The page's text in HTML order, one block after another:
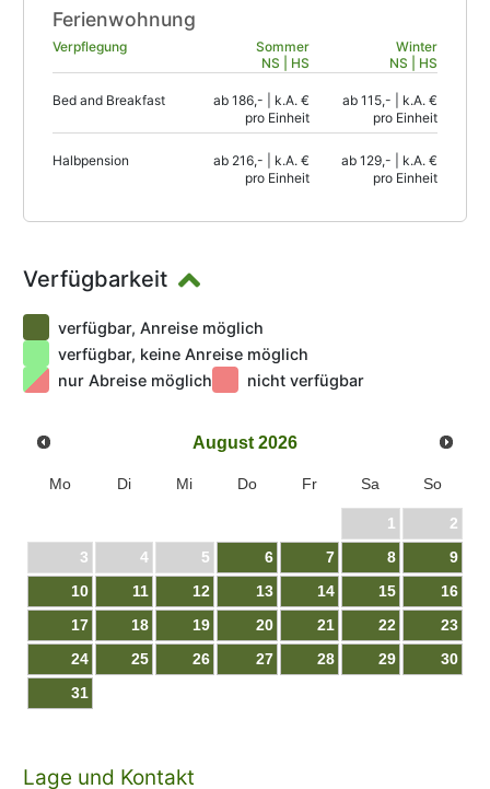
Ferienwohnung
Verpflegung
Sommer
NS | HS
Winter
NS | HS
Bed and Breakfast
ab 186,- | k.A. €
pro Einheit
ab 115,- | k.A. €
pro Einheit
Halbpension
ab 216,- | k.A. €
pro Einheit
ab 129,- | k.A. €
pro Einheit
Verfügbarkeit
verfügbar, Anreise möglich
verfügbar, keine Anreise möglich
nur Abreise möglich
nicht verfügbar
August 2026
Mo Di Mi Do Fr Sa So
1
2
3
4 5 6 7 8
9
10
11 12 13 14 15
16
17
18 19 20 21 22
23
24
25 26 27 28 29
30
31
Lage und Kontakt